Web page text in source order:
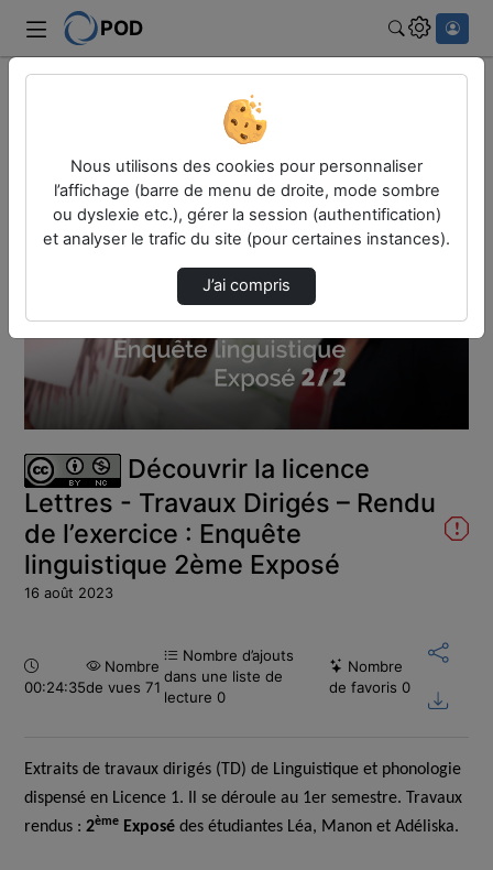
POD
Découvrir la licence Lettres - Travaux Dirig…
Lire
la
vidéo
Découvrir la licence
Lettres - Travaux Dirigés – Rendu
de l’exercice : Enquête
linguistique 2ème Exposé
16 août 2023
Durée :
00:24:35
Nombre
de vues 71
Nombre d’ajouts
dans une liste de
lecture 0
Nombre
de favoris 0
Extraits de travaux dirigés (TD) de Linguistique et phonologie
dispensé en Licence 1. Il se déroule au 1er semestre. Travaux
rendus : 2ème Exposé des étudiantes Léa, Manon et Adéliska.
Nous utilisons des cookies pour personnaliser
l’affichage (barre de menu de droite, mode sombre
ou dyslexie etc.), gérer la session (authentification)
et analyser le trafic du site (pour certaines instances).
J’ai compris